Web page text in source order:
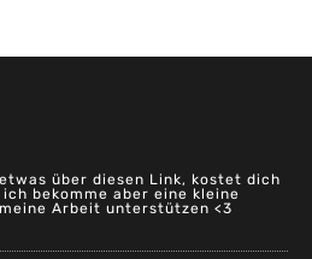
über diesen Link, kostet dich
bekomme aber eine kleine
Arbeit unterstützen <3